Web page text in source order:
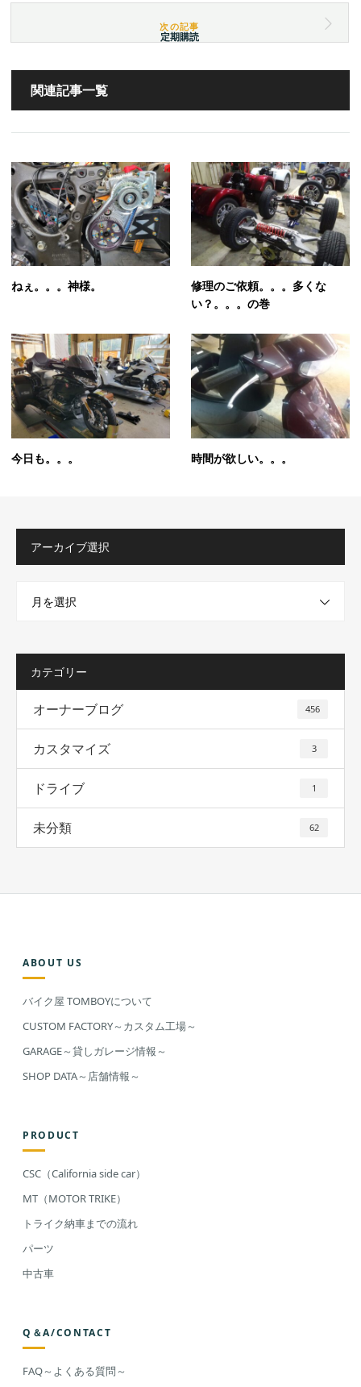
定期購読
関連記事一覧
ねぇ。。。神様。
修理のご依頼。。。多くな
い？。。。の巻
今日も。。。 時間が欲しい。。。
アーカイブ選択
月を選択
カテゴリー
オーナーブログ 456
カスタマイズ 3
ドライブ 1
未分類 62
ABOUT US
バイク屋 TOMBOYについて
CUSTOM FACTORY～カスタム工場～
GARAGE～貸しガレージ情報～
SHOP DATA～店舗情報～
PRODUCT
CSC（California side car）
MT（MOTOR TRIKE）
トライク納車までの流れ
パーツ
中古車
Q＆A/CONTACT
FAQ～よくある質問～